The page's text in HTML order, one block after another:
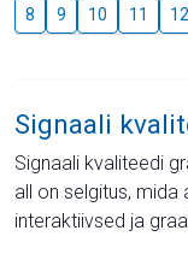
8 9 10 11 12
Signaali
Signaali kvaliteedi
all on selgitus,
interaktiivsed ja